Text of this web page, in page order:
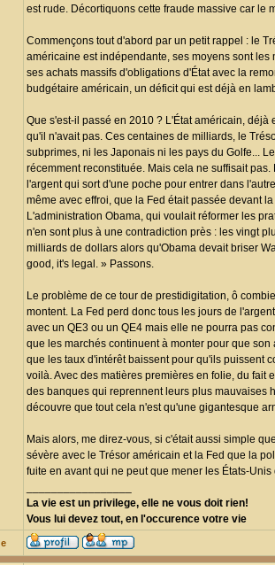
est rude. Décortiquons cette fraude massive car le
Commençons tout d'abord par un petit rappel : le
américaine est indépendante, ses moyens sont
ses achats massifs d'obligations d'État avec la
budgétaire américain, un déficit qui est déjà en
Que s'est-il passé en 2010 ? L'État américain,
qu'il n'avait pas. Ces centaines de milliards, le
subprimes, ni les Japonais ni les pays du Golfe...
récemment reconstituée. Mais cela ne suffisait
l'argent qui sort d'une poche pour entrer dans
même avec effroi, que la Fed était passée devant
L'administration Obama, qui voulait réformer les
n'en sont plus à une contradiction près : les vingt
milliards de dollars alors qu'Obama devait briser
good, it's legal. » Passons.
Le problème de ce tour de prestidigitation, ô
montent. La Fed perd donc tous les jours de
avec un QE3 ou un QE4 mais elle ne pourra pas
que les marchés continuent à monter pour que
que les taux d'intérêt baissent pour qu'ils puissent
voilà. Avec des matières premières en folie, du fait
des banques qui reprennent leurs plus mauvaises
découvre que tout cela n'est qu'une gigantesque
Mais alors, me direz-vous, si c'était aussi simple
sévère avec le Trésor américain et la Fed que la
fuite en avant qui ne peut que mener les États-
La vie est un privilege, elle ne vous doit rien!
Vous lui devez tout, en l'occurence votre vie